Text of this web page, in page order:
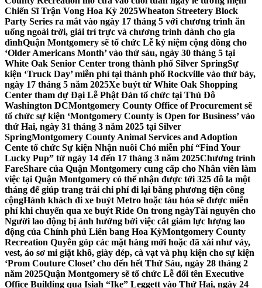
Chiến Sĩ Trận Vong Hoa Kỳ 2025Wheaton Streetery Block
Party Series ra mắt vào ngày 17 tháng 5 với chương trình ăn
uống ngoài trời, giải trí trực và chương trình dành cho gia
đìnhQuận Montgomery sẽ tổ chức Lễ kỷ niệm cộng đồng cho
‘Older Americans Month’ vào thứ sáu, ngày 30 tháng 5 tại
White Oak Senior Center trong thành phố Silver SpringSự
kiện ‘Truck Day’ miễn phí tại thành phố Rockville vào thứ bảy,
ngày 17 tháng 5 năm 2025Xe buýt từ White Oak Shopping
Center tham dự Đại Lễ Phật Đản tổ chức tại Thủ Đô
Washington DCMontgomery County Office of Procurement sẽ
tổ chức sự kiện ‘Montgomery County is Open for Business’ vào
thứ Hai, ngày 31 tháng 3 năm 2025 tại Silver
SpringMontgomery County Animal Services and Adoption
Cente tổ chức Sự kiện Nhận nuôi Chó miễn phí “Find Your
Lucky Pup” từ ngày 14 đến 17 tháng 3 năm 2025Chương trình
FareShare của Quận Montgomery cung cấp cho Nhân viên làm
việc tại Quận Montgomery có thể nhận được tới 325 đô la một
tháng để giúp trang trải chi phí đi lại bằng phương tiện công
cộngHành khách đi xe buýt Metro hoặc tàu hỏa sẽ được miễn
phí khi chuyển qua xe buýt Ride On trong ngàyTài nguyên cho
Người lao động bị ảnh hưởng bởi việc cắt giảm lực lượng lao
động của Chính phủ Liên bang Hoa KỳMontgomery County
Recreation Quyên góp các mặt hàng mới hoặc đã xài như váy,
vest, áo sơ mi giặt khô, giày dép, cà vạt và phụ kiện cho sự kiện
‘Prom Couture Closet’ cho đến hết Thứ Sáu, ngày 28 tháng 2
năm 2025Quận Montgomery sẽ tổ chức Lễ đổi tên Executive
Office Building qua Isiah “Ike” Leggett vào Thứ Hai, ngày 24